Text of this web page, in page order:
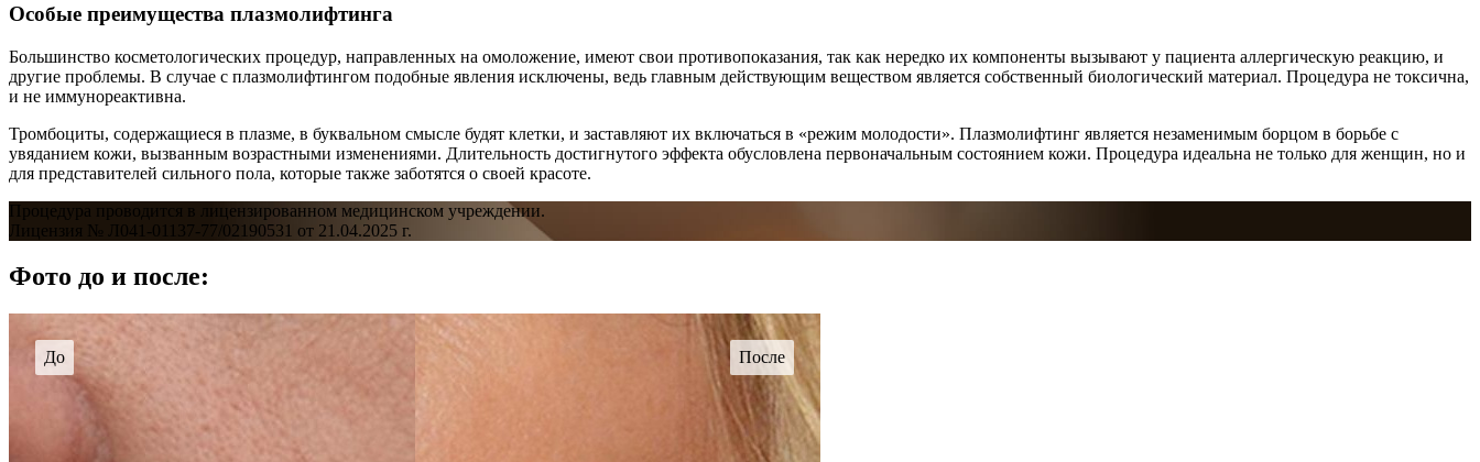
Особые преимущества плазмолифтинга
Большинство косметологических процедур, направленных на омоложение, имеют свои противопоказания, так как нередко их компоненты вызывают у пациента аллергическую реакцию, и
другие проблемы. В случае с плазмолифтингом подобные явления исключены, ведь главным действующим веществом является собственный биологический материал. Процедура не токсична,
и не иммунореактивна.
Тромбоциты, содержащиеся в плазме, в буквальном смысле будят клетки, и заставляют их включаться в «режим молодости». Плазмолифтинг является незаменимым борцом в борьбе с
увяданием кожи, вызванным возрастными изменениями. Длительность достигнутого эффекта обусловлена первоначальным состоянием кожи. Процедура идеальна не только для женщин, но и
для представителей сильного пола, которые также заботятся о своей красоте.
Процедура проводится в лицензированном медицинском учреждении.
Лицензия № Л041-01137-77/02190531 от 21.04.2025 г.
Фото до и после: